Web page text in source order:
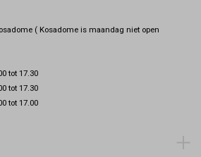
( Kosadome is maandag niet open
tot 17.30
tot 17.30
tot 17.00